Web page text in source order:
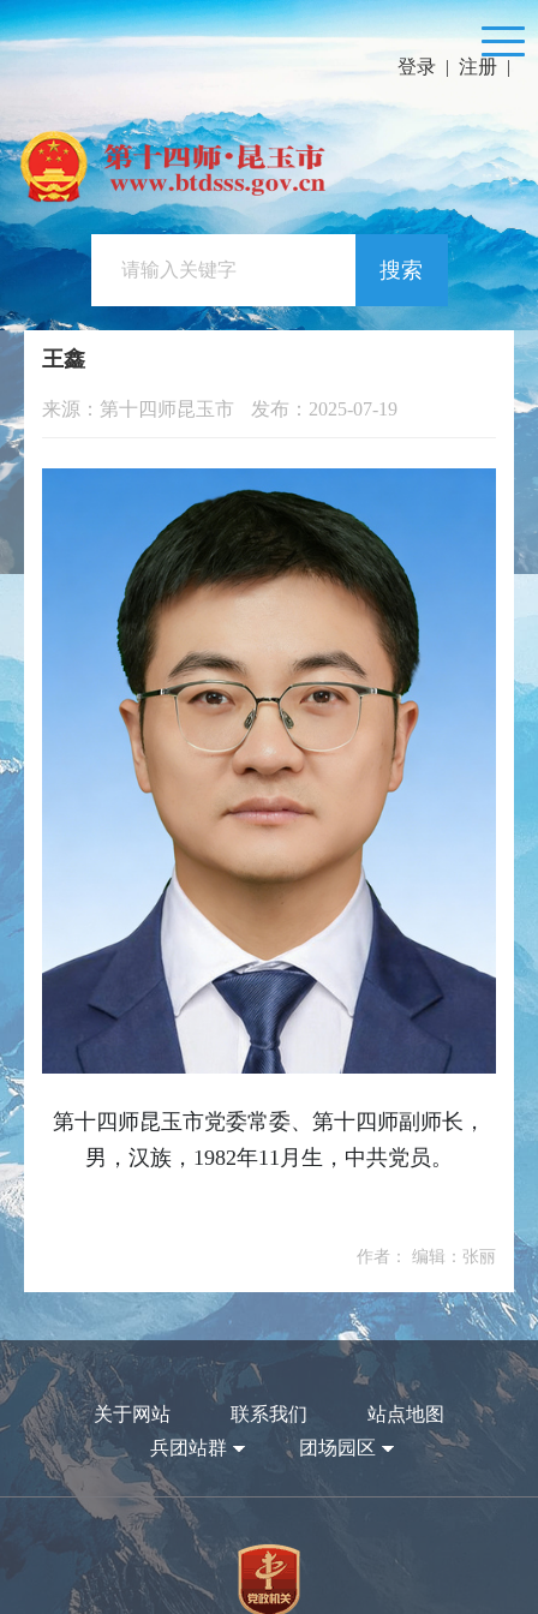
登录 | 注册 |
搜索
王鑫
来源：第十四师昆玉市 发布：2025-07-19
第十四师昆玉市党委常委、第十四师副师长，
男，汉族，1982年11月生，中共党员。
作者： 编辑：张丽
关于网站 联系我们
站点地图
兵团站群
团场园区